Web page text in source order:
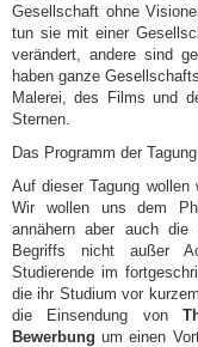
Gesellschaft ohne
tun sie mit einer
verändert, andere sind
haben ganze
Malerei, des Films und
Sternen.
Das Programm der
Auf dieser Tagung wollen
Wir wollen uns dem
annähern aber auch die
Begriffs nicht außer
Studierende im
die ihr Studium vor
die Einsendung von
Bewerbung um einen